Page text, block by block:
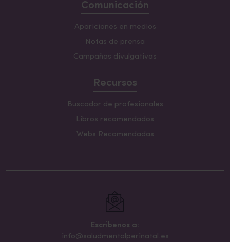
Comunicación
Apariciones en medios
Notas de prensa
Campañas divulgativas
Recursos
Buscador de profesionales
Libros recomendados
Webs Recomendadas
Escribenos a:
info@saludmentalperinatal.es